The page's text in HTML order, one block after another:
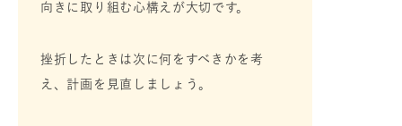
向きに取り組む心構えが大切です。
挫折したときは次に何をすべきかを考
え、計画を見直しましょう。